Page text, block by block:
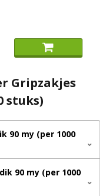
Gripzakjes
stuks)
90 my (per 1000
90 my (per 1000